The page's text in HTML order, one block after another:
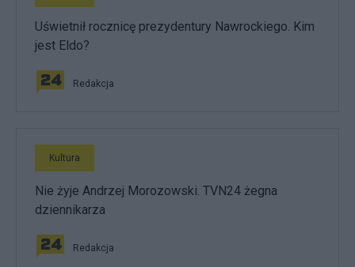
Uświetnił rocznicę prezydentury Nawrockiego. Kim
jest Eldo?
Redakcja
Kultura
Nie żyje Andrzej Morozowski. TVN24 żegna
dziennikarza
Redakcja